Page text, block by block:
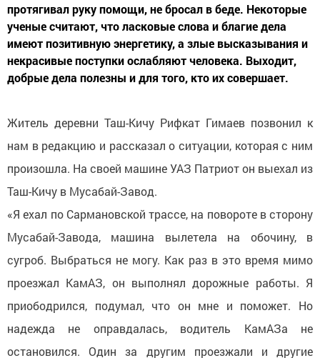
протягивал руку помощи, не бросал в беде. Некоторые
ученые считают, что ласковые слова и благие дела
имеют позитивную энергетику, а злые высказывания и
некрасивые поступки ослабляют человека. Выходит,
добрые дела полезны и для того, кто их совершает.
Житель деревни Таш-Кичу Рифкат Гимаев позвонил к
нам в редакцию и рассказал о ситуации, которая с ним
произошла. На своей машине УАЗ Патриот он выехал из
Таш-Кичу в Мусабай-Завод.
«Я ехал по Сармановской трассе, на повороте в сторону
Мусабай-Завода, машина вылетела на обочину, в
сугроб. Выбраться не могу. Как раз в это время мимо
проезжал КамАЗ, он выполнял дорожные работы. Я
приободрился, подумал, что он мне и поможет. Но
надежда не оправдалась, водитель КамАЗа не
остановился. Один за другим проезжали и другие